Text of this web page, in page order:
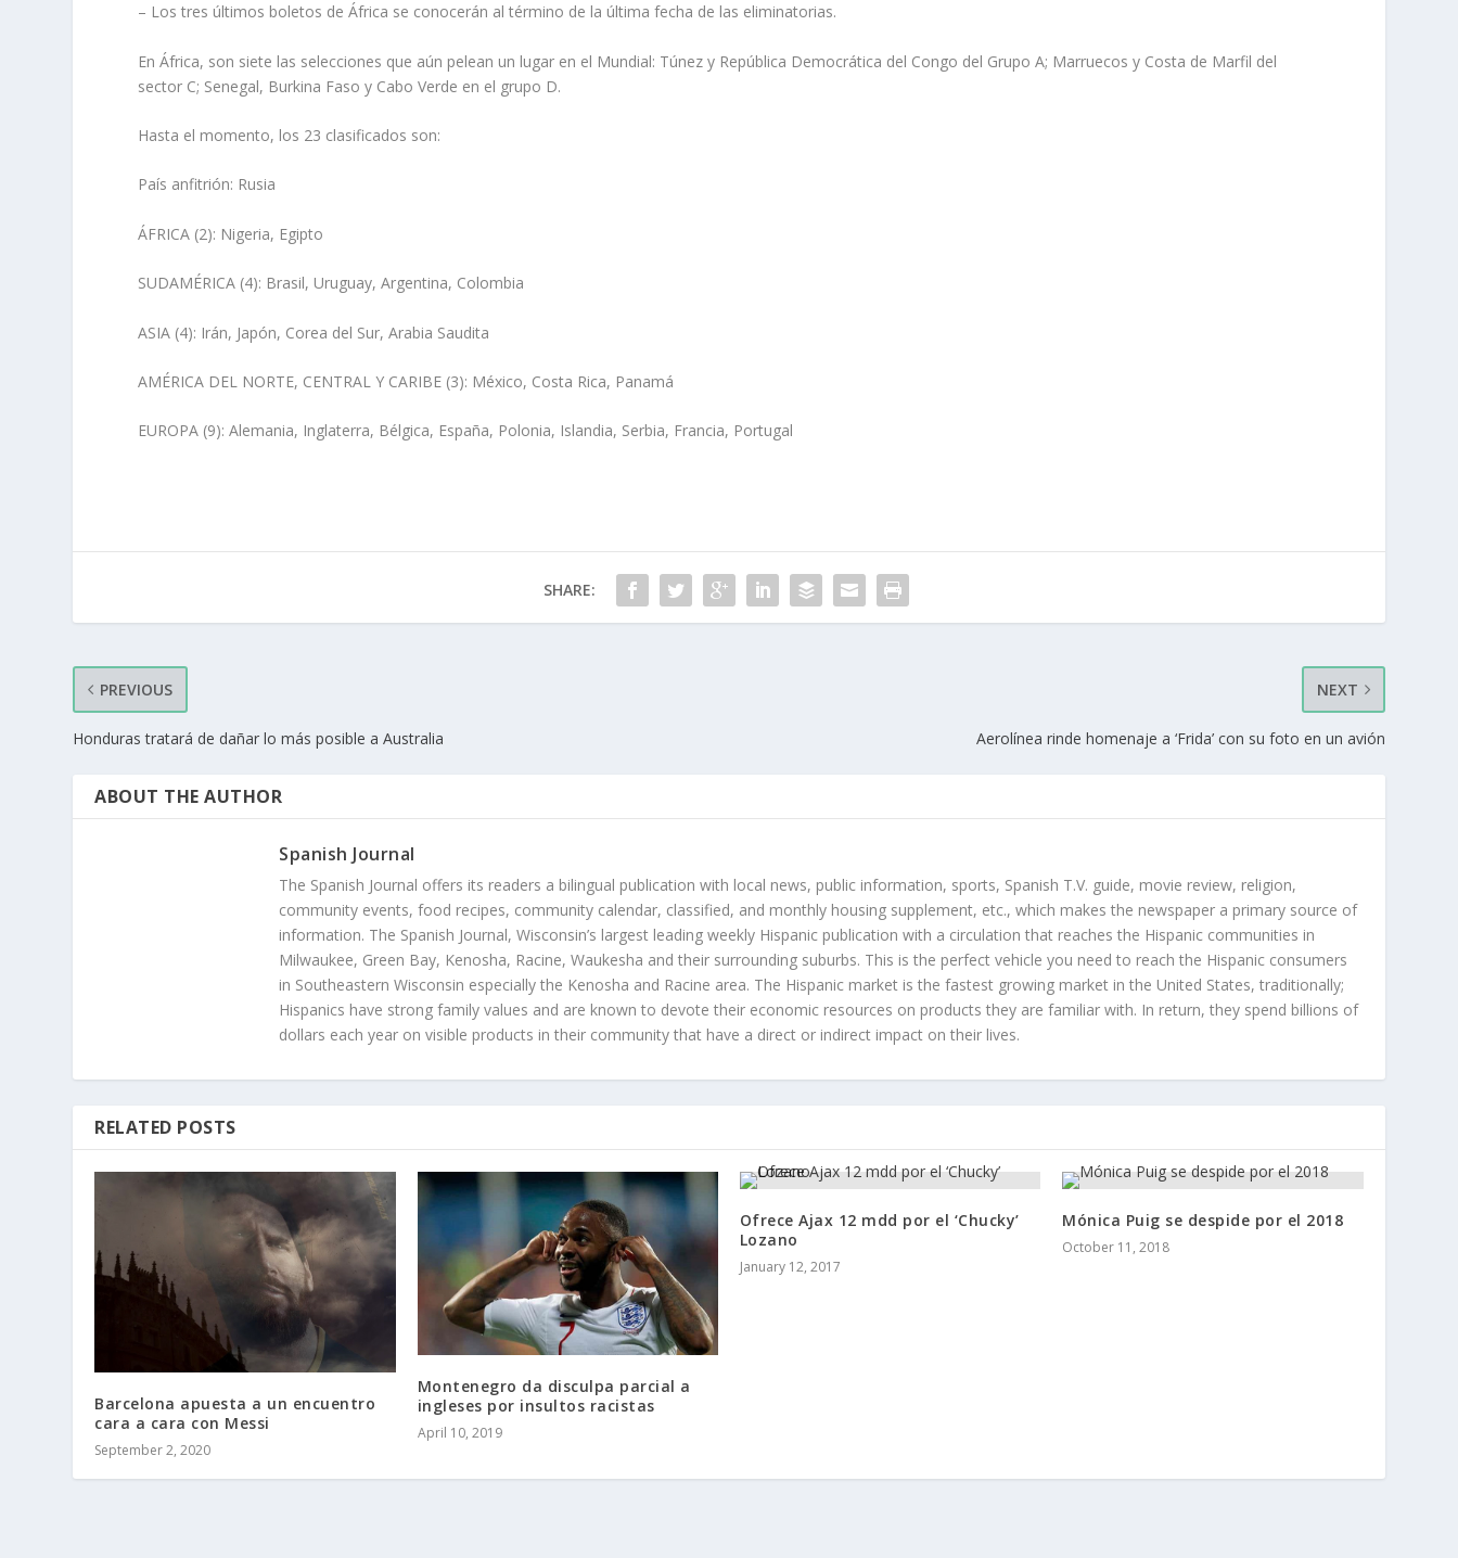
– Los tres últimos boletos de África se conocerán al término de la última fecha de las eliminatorias.
En África, son siete las selecciones que aún pelean un lugar en el Mundial: Túnez y República Democrática del Congo del Grupo A; Marruecos y Costa de Marfil del
sector C; Senegal, Burkina Faso y Cabo Verde en el grupo D.
Hasta el momento, los 23 clasificados son:
País anfitrión: Rusia
ÁFRICA (2): Nigeria, Egipto
SUDAMÉRICA (4): Brasil, Uruguay, Argentina, Colombia
ASIA (4): Irán, Japón, Corea del Sur, Arabia Saudita
AMÉRICA DEL NORTE, CENTRAL Y CARIBE (3): México, Costa Rica, Panamá
EUROPA (9): Alemania, Inglaterra, Bélgica, España, Polonia, Islandia, Serbia, Francia, Portugal
SHARE:
PREVIOUS
Honduras tratará de dañar lo más posible a Australia
NEXT
Aerolínea rinde homenaje a ‘Frida’ con su foto en un avión
ABOUT THE AUTHOR
Spanish Journal
The Spanish Journal offers its readers a bilingual publication with local news, public information, sports, Spanish T.V. guide, movie review, religion,
community events, food recipes, community calendar, classified, and monthly housing supplement, etc., which makes the newspaper a primary source of
information. The Spanish Journal, Wisconsin’s largest leading weekly Hispanic publication with a circulation that reaches the Hispanic communities in
Milwaukee, Green Bay, Kenosha, Racine, Waukesha and their surrounding suburbs. This is the perfect vehicle you need to reach the Hispanic consumers
in Southeastern Wisconsin especially the Kenosha and Racine area. The Hispanic market is the fastest growing market in the United States, traditionally;
Hispanics have strong family values and are known to devote their economic resources on products they are familiar with. In return, they spend billions of
dollars each year on visible products in their community that have a direct or indirect impact on their lives.
RELATED POSTS
Barcelona apuesta a un encuentro
cara a cara con Messi
September 2, 2020
Montenegro da disculpa parcial a
ingleses por insultos racistas
April 10, 2019
Ofrece Ajax 12 mdd por el ‘Chucky’
Lozano
January 12, 2017
Mónica Puig se despide por el 2018
October 11, 2018